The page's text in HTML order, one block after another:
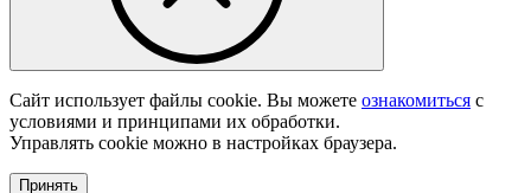
Сайт использует файлы cookie. Вы можете ознакомиться с
условиями и принципами их обработки.
Управлять cookie можно в настройках браузера.
Принять